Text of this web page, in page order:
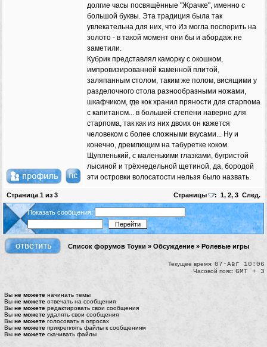
долгие часы посвящённые "Жрачке", именно с
большой буквы. Эта традиция была так
увлекательна для них, что Из могла поспорить на
золото - в такой момент они бы и абордаж не
заметили.
Кубрик представлял каморку с окошком,
импровизированной каменной плитой,
заляпанным столом, таким же полом, висящими у
разделочного стола разнообразными ножами,
шкафчиком, где кок хранил пряности для старпома
с капитаном... в большей степени наверно для
старпома, так как из них двоих он кажется
человеком с более сложными вкусами... Ну и
конечно, дремлющим на табуретке коком.
Щупленький, с маленькими глазками, бугристой
лысиной и трёхнедельной щетиной, да, бородой
эти островки волосатости нельзя было назвать.
Страница 1 из 3 Страницы : 1, 2, 3 След.
Показать сообщения:
Список форумов Тоуки » Обсуждение » Ролевые игры
Текущее время: 07-Авг 10:06
Часовой пояс: GMT + 3
Вы не можете начинать темы
Вы не можете отвечать на сообщения
Вы не можете редактировать свои сообщения
Вы не можете удалять свои сообщения
Вы не можете голосовать в опросах
Вы не можете прикреплять файлы к сообщениям
Вы не можете скачивать файлы